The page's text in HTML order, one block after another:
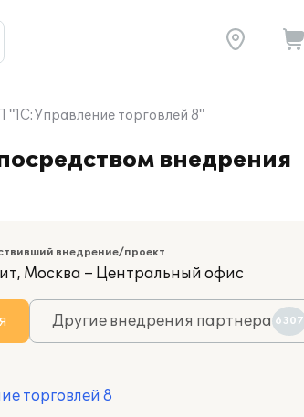
"1С:Управление торговлей 8"
внедрения
внедрение/проект
Москва – Центральный офис
Другие внедрения партнера 6307
торговлей 8